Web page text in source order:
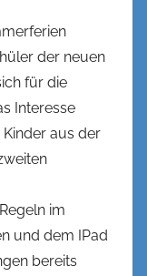
der neuen
für die
Interesse
aus der
im
und dem IPad
bereits